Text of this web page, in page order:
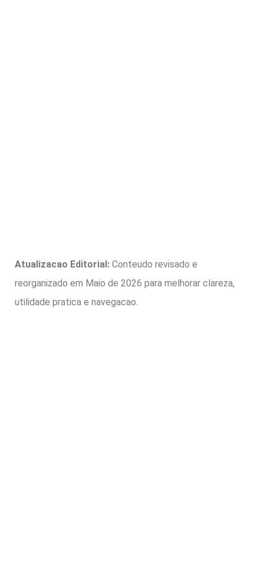
Atualizacao Editorial: Conteudo revisado e
reorganizado em Maio de 2026 para melhorar clareza,
utilidade pratica e navegacao.